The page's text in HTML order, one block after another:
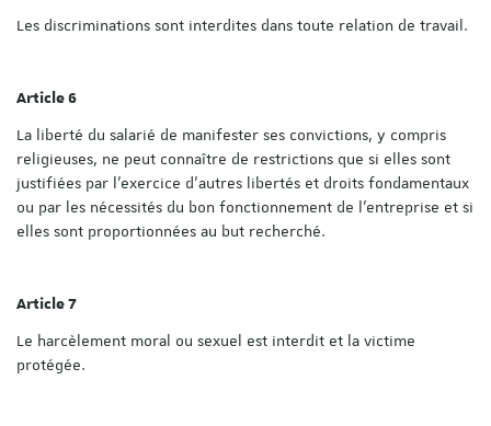
Les discriminations sont interdites dans toute relation de travail.
Article 6
La liberté du salarié de manifester ses convictions, y compris
religieuses, ne peut connaître de restrictions que si elles sont
justifiées par l'exercice d'autres libertés et droits fondamentaux
ou par les nécessités du bon fonctionnement de l'entreprise et si
elles sont proportionnées au but recherché.
Article 7
Le harcèlement moral ou sexuel est interdit et la victime
protégée.